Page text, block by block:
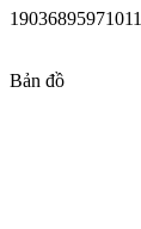
19036895971011
Bản đồ